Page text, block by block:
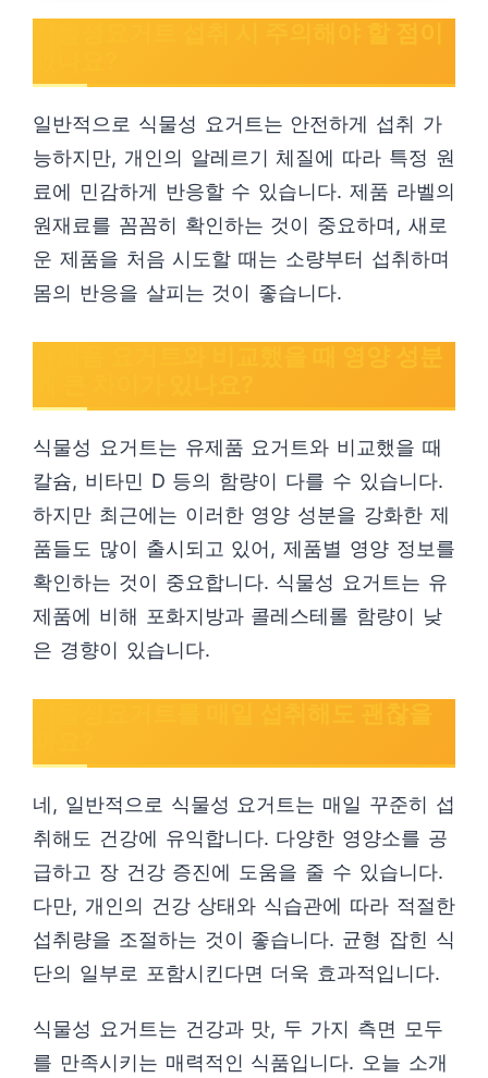
일반적으로 식물성 요거트는 안전하게 섭취 가
능하지만, 개인의 알레르기 체질에 따라 특정 원
료에 민감하게 반응할 수 있습니다. 제품 라벨의
원재료를 꼼꼼히 확인하는 것이 중요하며, 새로
운 제품을 처음 시도할 때는 소량부터 섭취하며
몸의 반응을 살피는 것이 좋습니다.
식물성 요거트는 유제품 요거트와 비교했을 때
칼슘, 비타민 D 등의 함량이 다를 수 있습니다.
하지만 최근에는 이러한 영양 성분을 강화한 제
품들도 많이 출시되고 있어, 제품별 영양 정보를
확인하는 것이 중요합니다. 식물성 요거트는 유
제품에 비해 포화지방과 콜레스테롤 함량이 낮
은 경향이 있습니다.
네, 일반적으로 식물성 요거트는 매일 꾸준히 섭
취해도 건강에 유익합니다. 다양한 영양소를 공
급하고 장 건강 증진에 도움을 줄 수 있습니다.
다만, 개인의 건강 상태와 식습관에 따라 적절한
섭취량을 조절하는 것이 좋습니다. 균형 잡힌 식
단의 일부로 포함시킨다면 더욱 효과적입니다.
식물성 요거트는 건강과 맛, 두 가지 측면 모두
를 만족시키는 매력적인 식품입니다. 오늘 소개